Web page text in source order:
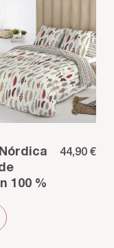
100 %
Color y
para
44,90 €